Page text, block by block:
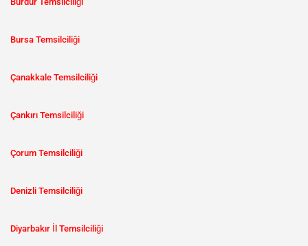
Bursa Temsilciliği
Çanakkale Temsilciliği
Çankırı Temsilciliği
Çorum Temsilciliği
Denizli Temsilciliği
Diyarbakır İl Temsilciliği